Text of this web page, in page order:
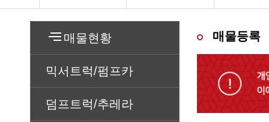
매물현황
믹서트럭/펌프카
덤프트럭/추레라
매물등록